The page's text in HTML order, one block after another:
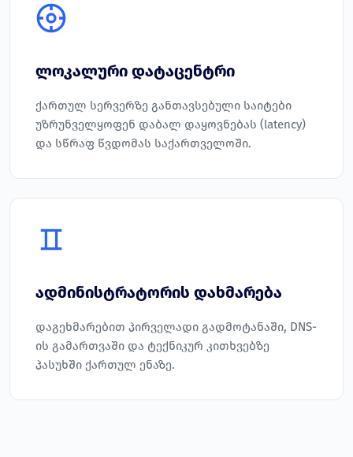
ლოკალური დატაცენტრი
ქართულ სერვერზე განთავსებული საიტები
უზრუნველყოფენ დაბალ დაყოვნებას (latency)
და სწრაფ წვდომას საქართველოში.
ადმინისტრატორის დახმარება
დაგეხმარებით პირველადი გადმოტანაში, DNS-
ის გამართვაში და ტექნიკურ კითხვებზე
პასუხში ქართულ ენაზე.